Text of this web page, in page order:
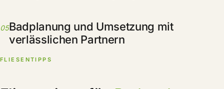
05Badplanung und Umsetzung mit
verlässlichen Partnern
FLIESENTIPPS